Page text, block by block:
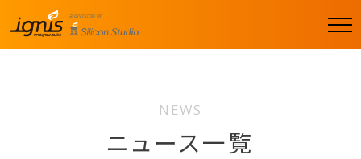
men
NEWS
ニュース一覧